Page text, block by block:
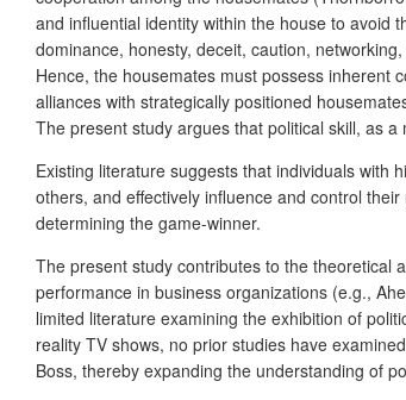
and influential identity within the house to avoid
dominance, honesty, deceit, caution,
Hence, the housemates must possess inherent
alliances with strategically positioned
The present study argues that political skill, as
Existing literature suggests that individuals with
others, and effectively influence and control
determining the game-winner.
The present study contributes to the theoretical
performance in business organizations (e.g.,
limited literature examining the exhibition of
reality TV shows, no prior studies have
Boss, thereby expanding the understanding of